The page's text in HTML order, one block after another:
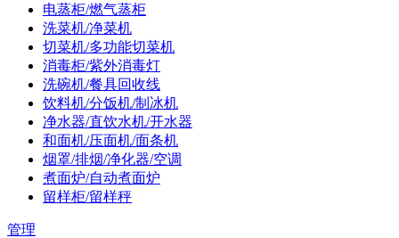
电蒸柜/燃气蒸柜
洗菜机/净菜机
切菜机/多功能切菜机
消毒柜/紫外消毒灯
洗碗机/餐具回收线
饮料机/分饭机/制冰机
净水器/直饮水机/开水器
和面机/压面机/面条机
烟罩/排烟/净化器/空调
煮面炉/自动煮面炉
留样柜/留样秤
管理